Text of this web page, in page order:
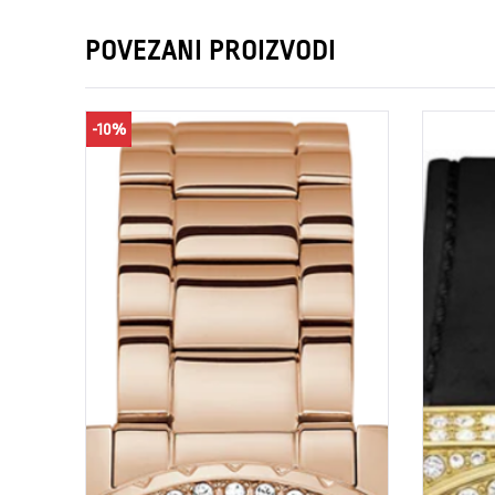
POVEZANI PROIZVODI
-10%